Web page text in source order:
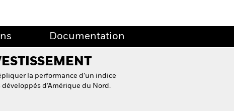
Documentation
la performance d’un indice
d’Amérique du Nord.